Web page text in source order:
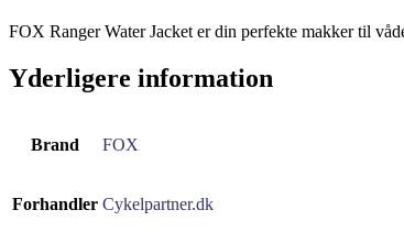
FOX Ranger Water Jacket er din perfekte makker til
Yderligere information
Brand FOX
Forhandler Cykelpartner.dk